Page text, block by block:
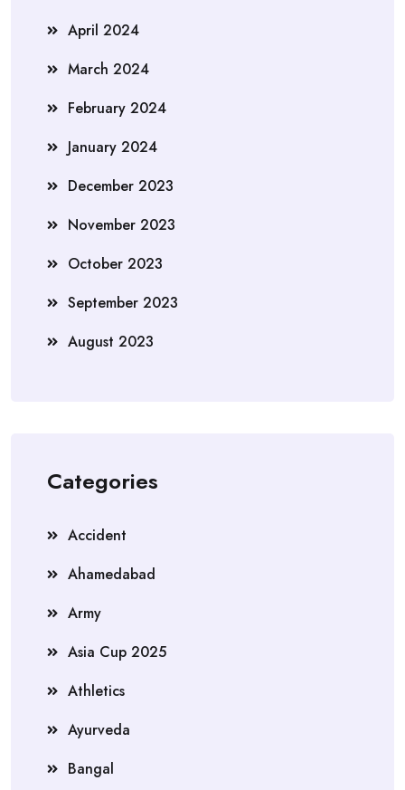
April 2024
March 2024
February 2024
January 2024
December 2023
November 2023
October 2023
September 2023
August 2023
Categories
Accident
Ahamedabad
Army
Asia Cup 2025
Athletics
Ayurveda
Bangal